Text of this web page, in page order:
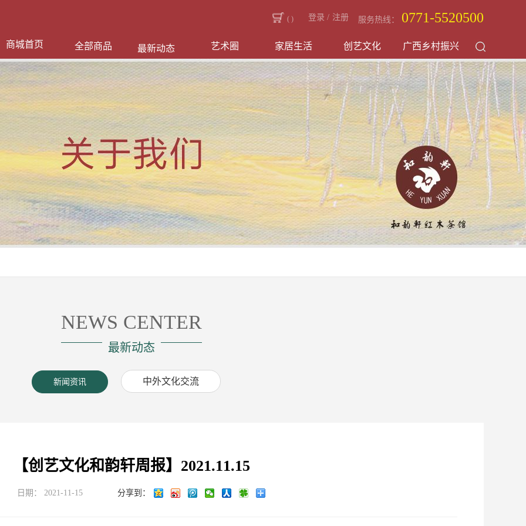
服务热线： 0771-5520500
登录 / 注册
( )
商城首页 全部商品 最新动态 艺术圈 家居生活 创艺文化 广西乡村振兴
最新动态
NEWS CENTER
新闻资讯 中外文化交流
【创艺文化和韵轩周报】2021.11.15
日期： 2021-11-15